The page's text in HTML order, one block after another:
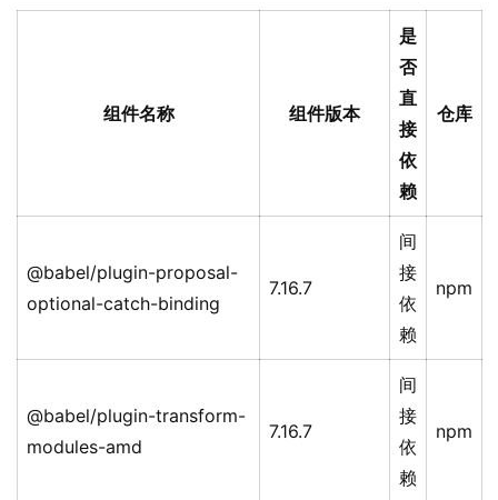
组件名称 组件版本
是
否
直
接
依
赖
仓库
@babel/plugin-proposal-
optional-catch-binding
7.16.7
间
接
依
赖
npm
@babel/plugin-transform-
modules-amd
7.16.7
间
接
依
赖
npm